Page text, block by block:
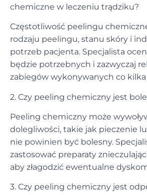
chemiczne w leczeniu trądziku?
Częstotliwość peelingu
rodzaju peelingu, stanu skóry i
potrzeb pacjenta. Specjalista
będzie potrzebnych i zazwyczaj
zabiegów wykonywanych co
2. Czy peeling chemiczny jest
Peeling chemiczny może
dolegliwości, takie jak pieczenie
nie powinien być bolesny.
zastosować preparaty
aby złagodzić ewentualne
3. Czy peeling chemiczny jest